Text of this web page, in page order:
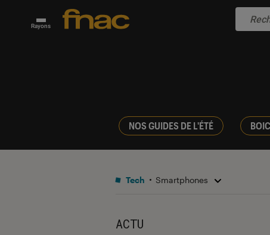
Rayons
NOS GUIDES DE L'ÉTÉ
Tech Smartphones
ACTU